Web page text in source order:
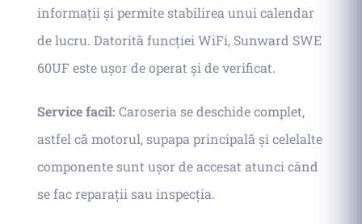
informații și permite stabilirea unui calendar
de lucru. Datorită funcției WiFi, Sunward SWE
60UF este ușor de operat și de verificat.
Service facil: Caroseria se deschide complet,
astfel că motorul, supapa principală și celelalte
componente sunt ușor de accesat atunci când
se fac reparații sau inspecția.